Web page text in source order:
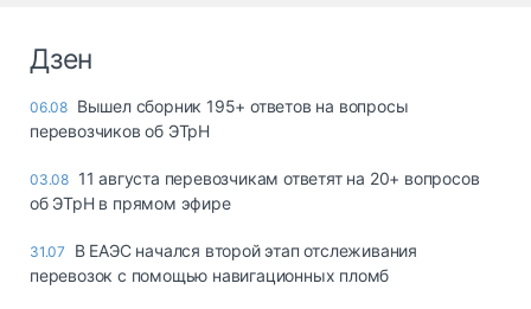
Дзен
06.08 Вышел сборник 195+ ответов на вопросы
перевозчиков об ЭТрН
03.08 11 августа перевозчикам ответят на 20+ вопросов
об ЭТрН в прямом эфире
31.07
В ЕАЭС начался второй этап отслеживания
перевозок с помощью навигационных пломб